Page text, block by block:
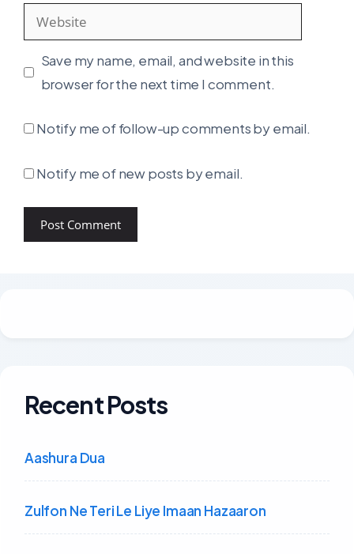
Website
Save my name, email, and website in this
browser for the next time I comment.
Notify me of follow-up comments by email.
Notify me of new posts by email.
Recent Posts
Aashura Dua
Zulfon Ne Teri Le Liye Imaan Hazaaron